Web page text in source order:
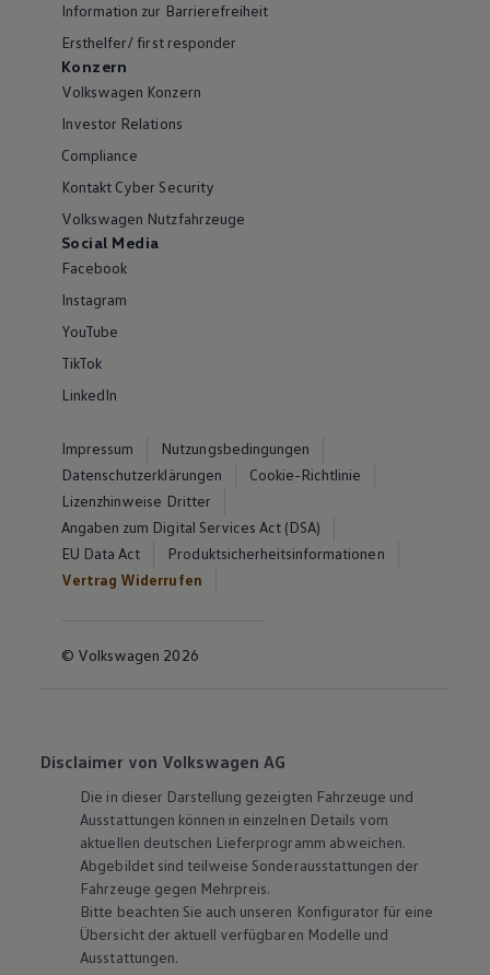
Information zur Barrierefreiheit
Ersthelfer/ first responder
Konzern
Volkswagen Konzern
Investor Relations
Compliance
Kontakt Cyber Security
Volkswagen Nutzfahrzeuge
Social Media
Facebook
Instagram
YouTube
TikTok
LinkedIn
Impressum
Nutzungsbedingungen
Datenschutzerklärungen
Cookie-Richtlinie
Lizenzhinweise Dritter
Angaben zum Digital Services Act (DSA)
EU Data Act
Produktsicherheitsinformationen
Vertrag Widerrufen
© Volkswagen 2026
Disclaimer von Volkswagen AG
Die in dieser Darstellung gezeigten Fahrzeuge und
Ausstattungen können in einzelnen Details vom
aktuellen deutschen Lieferprogramm abweichen.
Abgebildet sind teilweise Sonderausstattungen der
Fahrzeuge gegen Mehrpreis.
Bitte beachten Sie auch unseren Konfigurator für eine
Übersicht der aktuell verfügbaren Modelle und
Ausstattungen.